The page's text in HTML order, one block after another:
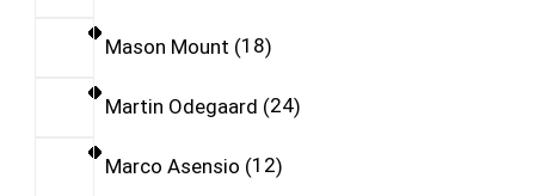
Mason Mount 18
Martin Odegaard 24
Marco Asensio 12